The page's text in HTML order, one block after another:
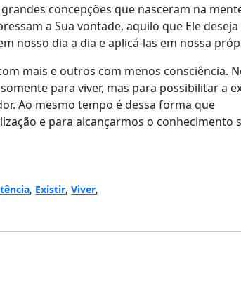
concepções que nasceram na
a Sua vontade, aquilo que Ele deseja
nosso dia a dia e aplicá-las em nossa
mais e outros com menos consciência.
para viver, mas para possibilitar a
Ao mesmo tempo é dessa forma que
e para alcançarmos o conhecimento
, Existir,Viver,